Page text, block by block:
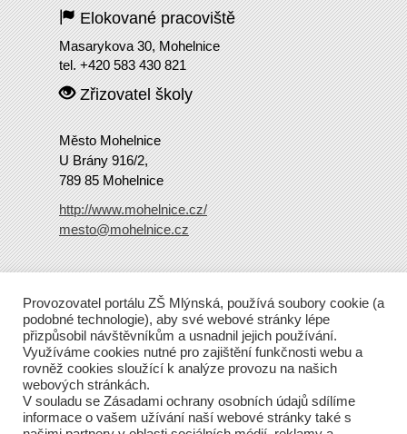
Elokované pracoviště
Masarykova 30, Mohelnice
tel. +420 583 430 821
Zřizovatel školy
Město Mohelnice
U Brány 916/2,
789 85 Mohelnice
http://www.mohelnice.cz/
mesto@mohelnice.cz
Tento web běží na Wordpressu.
Provozovatel portálu ZŠ Mlýnská, používá soubory cookie (a
podobné technologie), aby své webové stránky lépe
přizpůsobil návštěvníkům a usnadnil jejich používání.
Využíváme cookies nutné pro zajištění funkčnosti webu a
rovněž cookies sloužící k analýze provozu na našich
webových stránkách.
V souladu se Zásadami ochrany osobních údajů sdílíme
informace o vašem užívání naší webové stránky také s